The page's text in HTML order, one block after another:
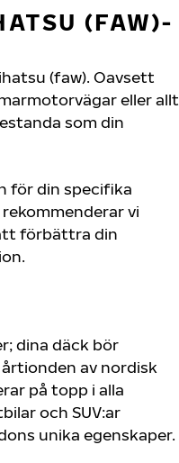
(FAW)-
(faw). Oavsett
eller allt
som din
för din specifika
vi
förbättra din
dina däck bör
av nordisk
på topp i alla
och SUV:ar
unika egenskaper.